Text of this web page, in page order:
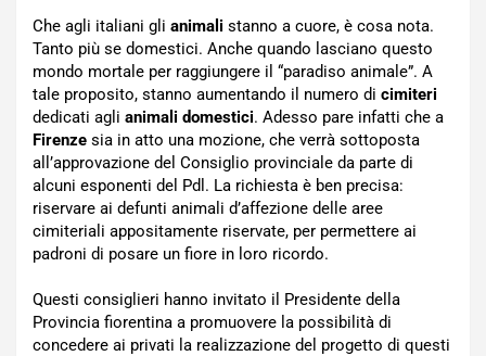
Che agli italiani gli animali stanno a cuore, è cosa nota.
Tanto più se domestici. Anche quando lasciano questo
mondo mortale per raggiungere il “paradiso animale”. A
tale proposito, stanno aumentando il numero di cimiteri
dedicati agli animali domestici. Adesso pare infatti che a
Firenze sia in atto una mozione, che verrà sottoposta
all’approvazione del Consiglio provinciale da parte di
alcuni esponenti del Pdl. La richiesta è ben precisa:
riservare ai defunti animali d’affezione delle aree
cimiteriali appositamente riservate, per permettere ai
padroni di posare un fiore in loro ricordo.
Questi consiglieri hanno invitato il Presidente della
Provincia fiorentina a promuovere la possibilità di
concedere ai privati la realizzazione del progetto di questi